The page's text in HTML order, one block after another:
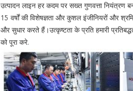
उत्पादन लाइन हर कदम पर सख्त गुणवत्ता नियंत्रण
15 वर्षों की विशेषज्ञता और कुशल इंजीनियरों और
और सुधार करते हैं।उत्कृष्टता के प्रति हमारी
को पूरा करे.